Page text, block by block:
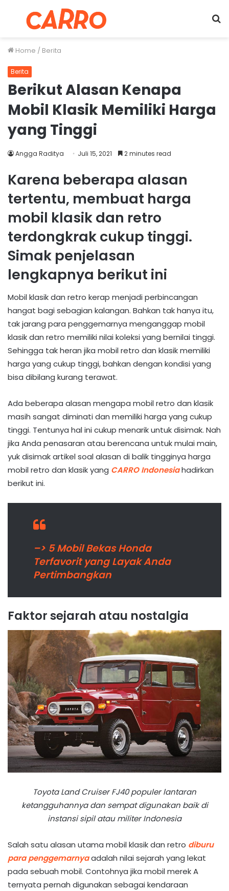
Menu
Home / Berita
Berita
Berikut Alasan Kenapa
Mobil Klasik Memiliki Harga
yang Tinggi
Angga Raditya Juli 15, 2021 2 minutes read
Karena beberapa alasan
tertentu, membuat harga
mobil klasik dan retro
terdongkrak cukup tinggi.
Simak penjelasan
lengkapnya berikut ini
Mobil klasik dan retro kerap menjadi perbincangan
hangat bagi sebagian kalangan. Bahkan tak hanya itu,
tak jarang para penggemarnya menganggap mobil
klasik dan retro memiliki nilai koleksi yang bernilai tinggi.
Sehingga tak heran jika mobil retro dan klasik memiliki
harga yang cukup tinggi, bahkan dengan kondisi yang
bisa dibilang kurang terawat.
Ada beberapa alasan mengapa mobil retro dan klasik
masih sangat diminati dan memiliki harga yang cukup
tinggi. Tentunya hal ini cukup menarik untuk disimak. Nah
jika Anda penasaran atau berencana untuk mulai main,
yuk disimak artikel soal alasan di balik tingginya harga
mobil retro dan klasik yang CARRO Indonesiahadirkan
berikut ini.
–> 5 Mobil Bekas Honda
Terfavorit yang Layak Anda
Pertimbangkan
Faktor sejarah atau nostalgia
Toyota Land Cruiser FJ40 populer lantaran
ketangguhannya dan sempat digunakan baik di
instansi sipil atau militer Indonesia
Salah satu alasan utama mobil klasik dan retro diburu
para penggemarnyaadalah nilai sejarah yang lekat
pada sebuah mobil. Contohnya jika mobil merek A
ternyata pernah digunakan sebagai kendaraan